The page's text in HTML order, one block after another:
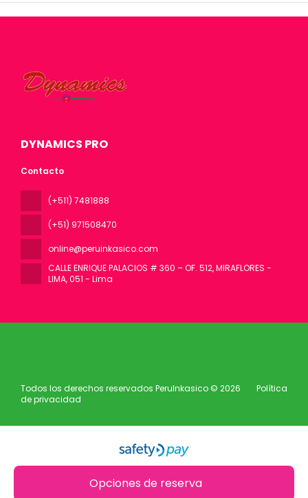
Opciones de reserva
DYNAMICS PRO
Contacto
(+511) 7481888
(+51) 971508470
online@peruinkasico.com
CALLE ENRIQUE PALACIOS # 360 – OF. 512, MIRAFLORES -
LIMA, 051 - Lima
Todos los derechos reservados PeruInkasico © 2026
Política
de privacidad